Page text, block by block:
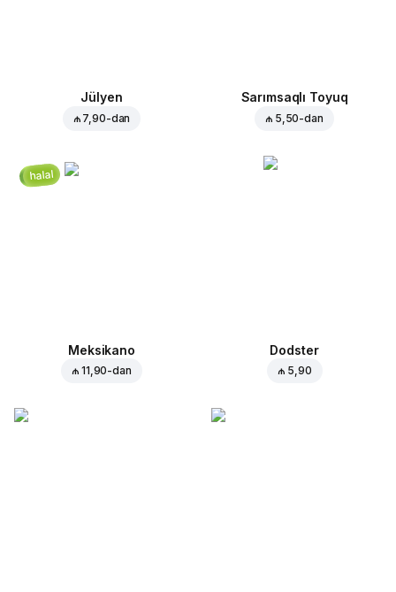
Jülyen
₼ 7,90-dan
Sarımsaqlı Toyuq
₼ 5,50-dan
halal
Meksikano
₼ 11,90-dan
Dodster
₼ 5,90